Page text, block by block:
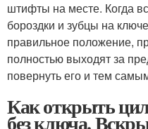
штифты на месте. Когда
бороздки и зубцы на
правильное положение,
полностью выходят за
повернуть его и тем
Как открыть
без ключа.